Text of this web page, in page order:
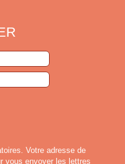
Votre adresse de
vous envoyer les lettres